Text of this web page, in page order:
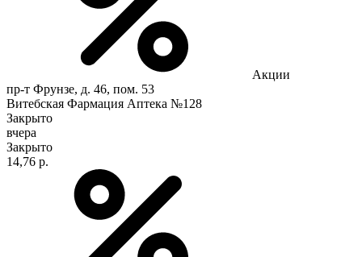
Акции
пр-т Фрунзе, д. 46, пом. 53
Витебская Фармация Аптека №128
Закрыто
вчера
Закрыто
14,76 р.